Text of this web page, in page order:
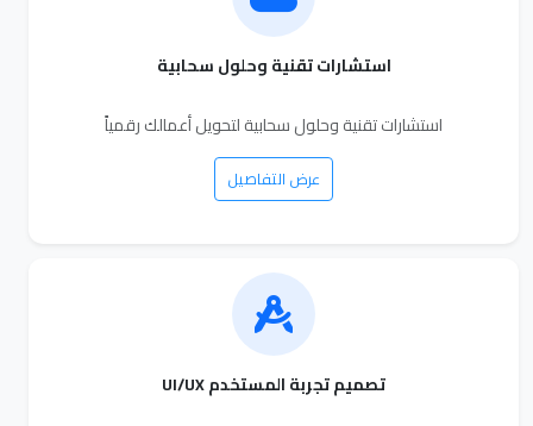
استشارات تقنية وحلول سحابية
استشارات تقنية وحلول سحابية لتحويل أعمالك رقمياً
عرض التفاصيل
تصميم تجربة المستخدم UI/UX